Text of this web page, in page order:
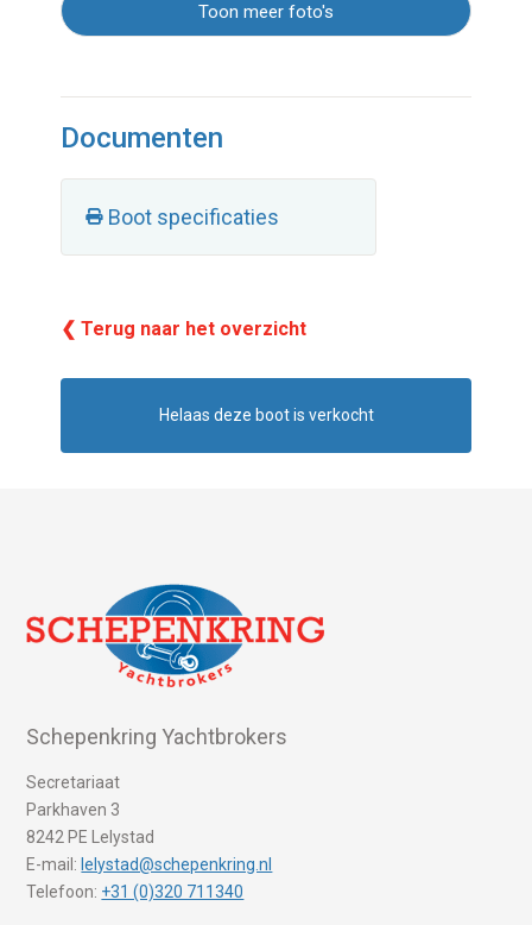
Toon meer foto's
Documenten
Boot specificaties
❮ Terug naar het overzicht
Helaas deze boot is verkocht
Schepenkring Yachtbrokers
Secretariaat
Parkhaven 3
8242 PE Lelystad
E-mail: lelystad@schepenkring.nl
Telefoon: +31 (0)320 711340